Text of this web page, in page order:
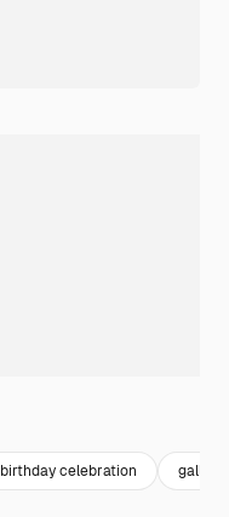
birthday celebration